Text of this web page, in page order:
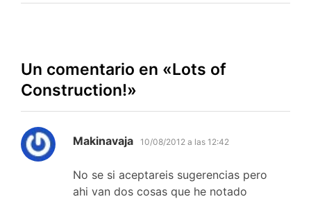
Un comentario en «Lots of
Construction!»
Makinavaja dice:
10/08/2012 a las 12:42
No se si aceptareis sugerencias pero
ahi van dos cosas que he notado